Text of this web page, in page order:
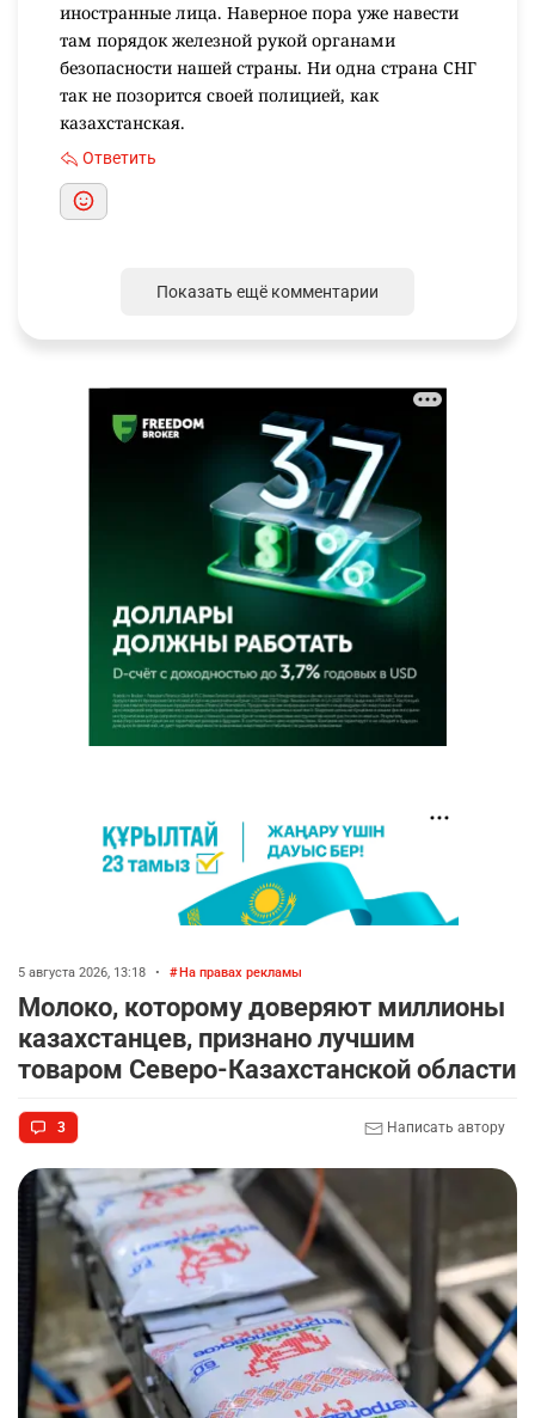
иностранные лица. Наверное пора уже навести
там порядок железной рукой органами
безопасности нашей страны. Ни одна страна СНГ
так не позорится своей полицией, как
казахстанская.
Ответить
Показать ещё комментарии
5 августа 2026, 13:18 • На правах рекламы
Молоко, которому доверяют миллионы
казахстанцев, признано лучшим
товаром Северо-Казахстанской области
3 Написать автору